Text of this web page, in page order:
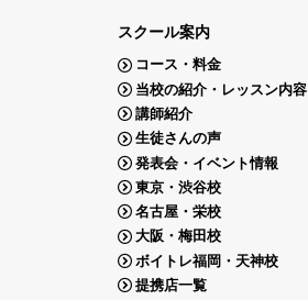
スクール案内
コース・料金
当校の紹介・レッスン内容
講師紹介
生徒さんの声
発表会・イベント情報
東京・渋谷校
名古屋・栄校
大阪・梅田校
ボイトレ福岡・天神校
提携店一覧